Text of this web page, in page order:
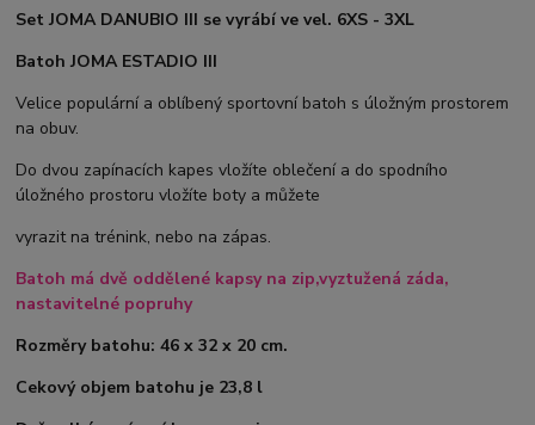
Set JOMA DANUBIO III se vyrábí ve vel. 6XS - 3XL
Batoh JOMA ESTADIO III
Velice populární a oblíbený sportovní batoh s úložným prostorem
na obuv.
Do dvou zapínacích kapes vložíte oblečení a do spodního
úložného prostoru vložíte boty a můžete
vyrazit na trénink, nebo na zápas.
Batoh má dvě oddělené kapsy na zip,vyztužená záda,
nastavitelné popruhy
Rozměry batohu: 46 x 32 x 20 cm.
Cekový objem batohu je 23,8 l